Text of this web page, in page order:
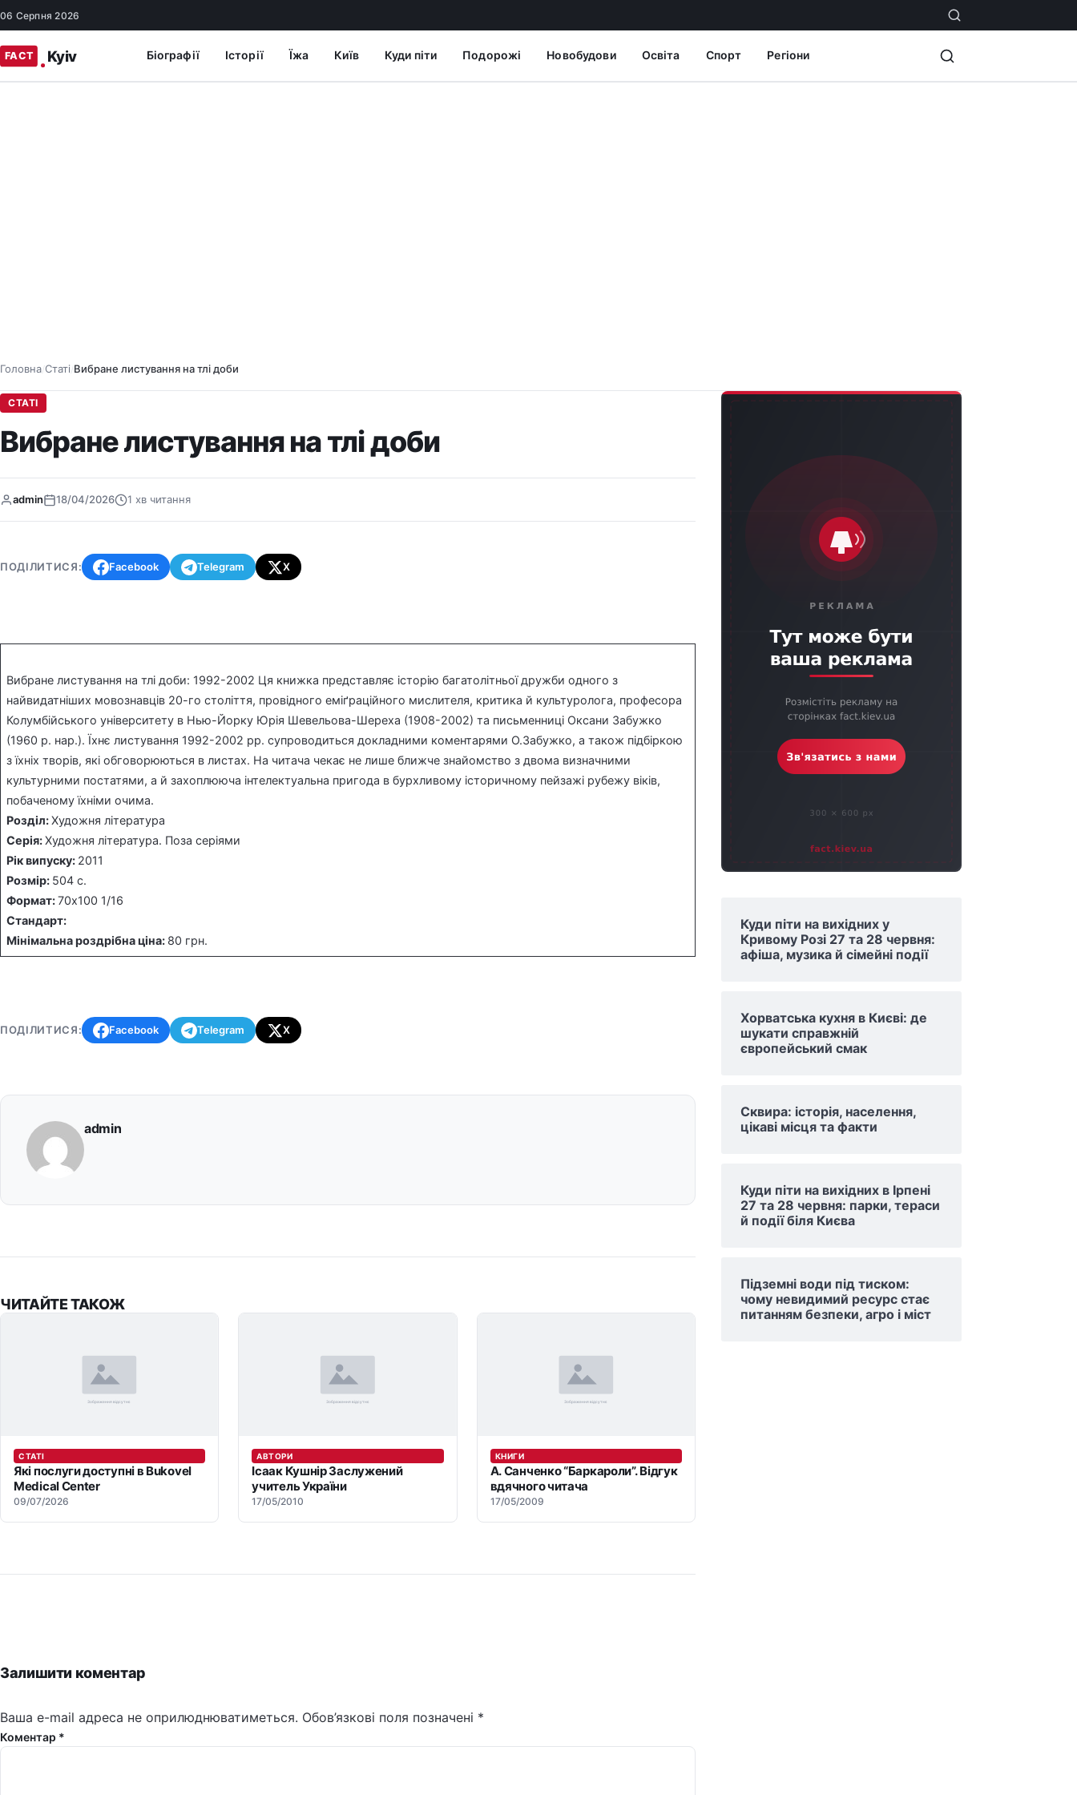
06 Серпня 2026
Біографії Історії Їжа Київ Куди піти Подорожі Новобудови Освіта Спорт Регіони
Головна/Статі/ Вибране листування на тлі доби
СТАТІ
Вибране листування на тлі доби
admin 18/04/2026 1 хв читання
ПОДІЛИТИСЯ: Facebook Telegram X
Вибране листування на тлі доби: 1992-2002 Ця книжка представляє історію багатолітньої дружби одного з
найвидатніших мовознавців 20-го століття, провідного еміґраційного мислителя, критика й культуролога, професора
Колумбійського університету в Нью-Йорку Юрія Шевельова-Шереха (1908-2002) та письменниці Оксани Забужко
(1960 р. нар.). Їхнє листування 1992-2002 рр. супроводиться докладними коментарями О.Забужко, а також підбіркою
з їхніх творів, які обговорюються в листах. На читача чекає не лише ближче знайомство з двома визначними
культурними постатями, а й захоплююча інтелектуальна пригода в бурхливому історичному пейзажі рубежу віків,
побаченому їхніми очима.
Розділ:Художня література
Серія:Художня література. Поза серіями
Рiк випуску: 2011
Розмiр: 504 с.
Формат:70х100 1/16
Стандарт:
Мінімальна роздрібна ціна: 80 грн.
ПОДІЛИТИСЯ: Facebook Telegram X
admin
ЧИТАЙТЕ ТАКОЖ
СТАТІ
Які послуги доступні в Bukovel
Medical Center
09/07/2026
АВТОРИ
Ісаак Кушнір Заслужений
учитель України
17/05/2010
КНИГИ
А. Санченко “Баркароли”. Відгук
вдячного читача
17/05/2009
Залишити коментар
Ваша e-mail адреса не оприлюднюватиметься. Обов’язкові поля позначені *
Коментар *
Куди піти на вихідних у
Кривому Розі 27 та 28 червня:
афіша, музика й сімейні події
Хорватська кухня в Києві: де
шукати справжній
європейський смак
Сквира: історія, населення,
цікаві місця та факти
Куди піти на вихідних в Ірпені
27 та 28 червня: парки, тераси
й події біля Києва
Підземні води під тиском:
чому невидимий ресурс стає
питанням безпеки, агро і міст